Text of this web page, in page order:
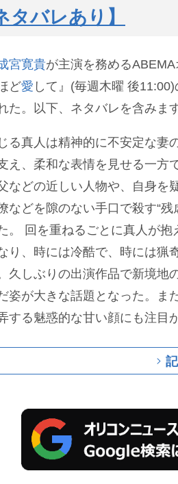
タバレあり】
宮寛貴が主演を務める
ど愛 して』(毎週木曜 後
た。以下、ネタバレを含みます
る真人は精神的に不安定な妻
え、柔和な表情を見せる一方
などの近しい人物や、自身を
などを隙のない手口で殺す“残
。
回を重ねるごとに真人が抱
り、時には冷酷で、時には猟
久しぶりの出演作品で新境地
姿が大きな話題となった。ま
する魅惑的な甘い顔にも注目
りの夜”や、投資家の長野真澄(
魅力的すぎる」という声が相
の保険金を掛けた澪を“自殺”
を阻止しようとする週刊誌記
の死闘を繰り広げた。気を失